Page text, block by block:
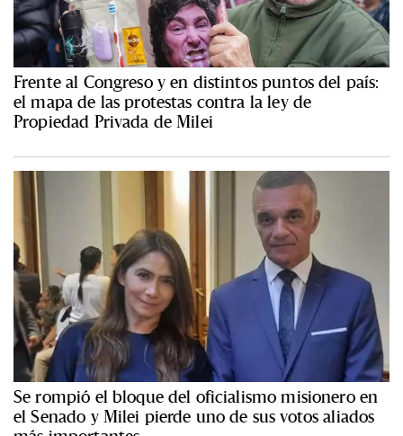
Frente al Congreso y en distintos puntos del país:
el mapa de las protestas contra la ley de
Propiedad Privada de Milei
Se rompió el bloque del oficialismo misionero en
el Senado y Milei pierde uno de sus votos aliados